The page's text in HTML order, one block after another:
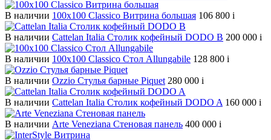
В наличии 100х100 Classico Витрина большая 106 800 i
В наличии Cattelan Italia Столик кофейный DODO B 200 000 i
В наличии 100х100 Classico Стол Allungabile 128 800 i
В наличии Ozzio Стулья барные Piquet 280 000 i
В наличии Cattelan Italia Столик кофейный DODO A 160 000 i
В наличии Arte Veneziana Cтеновая панель 400 000 i